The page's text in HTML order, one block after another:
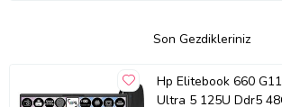
Son Gezdikleriniz
Hp Elitebook 660
Ultra 5 125U Ddr5